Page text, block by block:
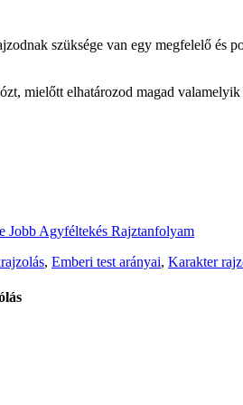
szüksége van egy megfelelő és
mielőtt elhatározod magad
Jobb Agyféltekés Rajztanfolyam
, Emberi test arányai, Karakter